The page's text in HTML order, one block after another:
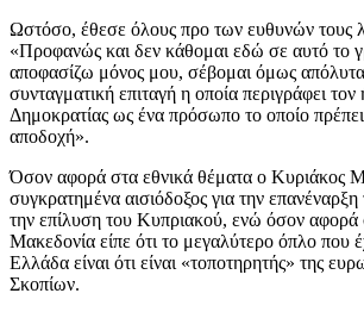
Ωστόσο, έθεσε όλους προ των ευθυνών τους
«Προφανώς και δεν κάθομαι εδώ σε αυτό το
αποφασίζω μόνος μου, σέβομαι όμως
συνταγματική επιταγή η οποία περιγράφει
Δημοκρατίας ως ένα πρόσωπο το οποίο
αποδοχή».
Όσον αφορά στα εθνικά θέματα ο Κυριάκος
συγκρατημένα αισιόδοξος για την
την επίλυση του Κυπριακού, ενώ όσον αφορά
Μακεδονία είπε ότι το μεγαλύτερο όπλο που
Ελλάδα είναι ότι είναι «τοποτηρητής» της
Σκοπίων.